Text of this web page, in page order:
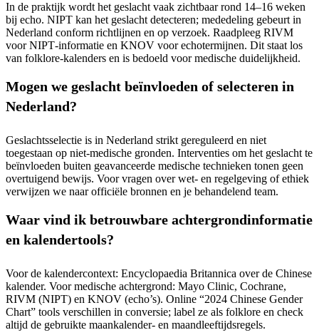
In de praktijk wordt het geslacht vaak zichtbaar rond 14–16 weken
bij echo. NIPT kan het geslacht detecteren; mededeling gebeurt in
Nederland conform richtlijnen en op verzoek. Raadpleeg RIVM
voor NIPT‑informatie en KNOV voor echotermijnen. Dit staat los
van folklore‑kalenders en is bedoeld voor medische duidelijkheid.
Mogen we geslacht beïnvloeden of selecteren in
Nederland?
Geslachtsselectie is in Nederland strikt gereguleerd en niet
toegestaan op niet‑medische gronden. Interventies om het geslacht te
beïnvloeden buiten geavanceerde medische technieken tonen geen
overtuigend bewijs. Voor vragen over wet‑ en regelgeving of ethiek
verwijzen we naar officiële bronnen en je behandelend team.
Waar vind ik betrouwbare achtergrondinformatie
en kalendertools?
Voor de kalendercontext: Encyclopaedia Britannica over de Chinese
kalender. Voor medische achtergrond: Mayo Clinic, Cochrane,
RIVM (NIPT) en KNOV (echo’s). Online “2024 Chinese Gender
Chart” tools verschillen in conversie; label ze als folklore en check
altijd de gebruikte maankalender‑ en maandleeftijdsregels.